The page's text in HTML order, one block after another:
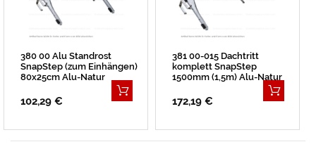
380 00 Alu Standrost
SnapStep (zum Einhängen)
80x25cm Alu-Natur
102,29 €
381 00-015 Dachtritt
komplett SnapStep
1500mm (1,5m) Alu-Natur
172,19 €